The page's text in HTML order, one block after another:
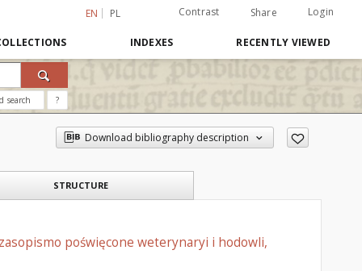
EN PL Contrast Share Login
INDEXES RECENTLY VIEWED
search ?
Download bibliography description
STRUCTURE
poświęcone weterynaryi i hodowli,